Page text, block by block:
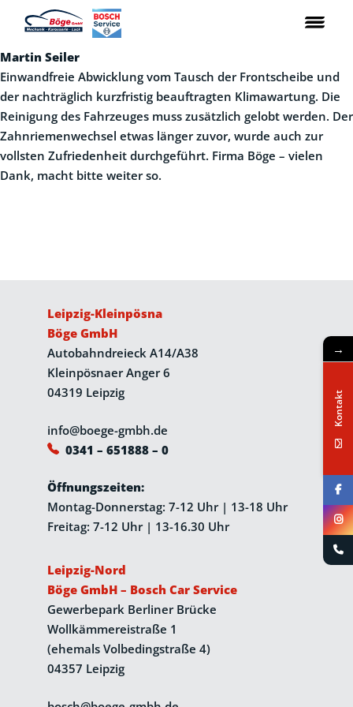
Martin Seiler
Einwandfreie Abwicklung vom Tausch der Frontscheibe und
der nachträglich kurzfristig beauftragten Klimawartung. Die
Reinigung des Fahrzeuges muss zusätzlich gelobt werden. Der
Zahnriemenwechsel etwas länger zuvor, wurde auch zur
vollsten Zufriedenheit durchgeführt. Firma Böge – vielen
Dank, macht bitte weiter so.
Leipzig-Kleinpösna
Böge GmbH
Autobahndreieck A14/A38
Kleinpösnaer Anger 6
04319 Leipzig
info@boege-gmbh.de
0341 – 651888 – 0
Öffnungszeiten:
Montag-Donnerstag: 7-12 Uhr | 13-18 Uhr
Freitag: 7-12 Uhr | 13-16.30 Uhr
Leipzig-Nord
Böge GmbH – Bosch Car Service
Gewerbepark Berliner Brücke
Wollkämmereistraße 1
(ehemals Volbedingstraße 4)
04357 Leipzig
→
Kontakt